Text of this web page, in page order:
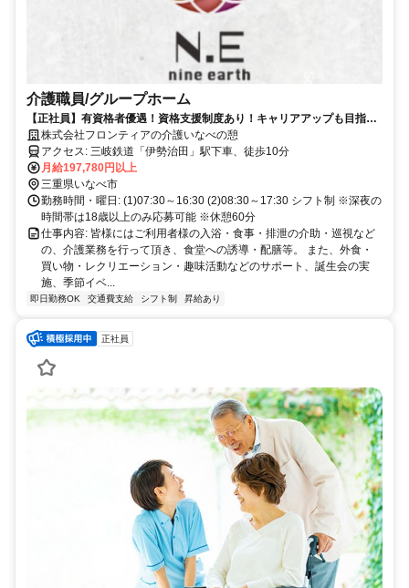
介護職員/グループホーム
【正社員】有資格者優遇！資格支援制度あり！キャリアアップも目指せ
る職場です！
株式会社フロンティアの介護いなべの憩
アクセス: 三岐鉄道「伊勢治田」駅下車、徒歩10分
月給197,780円以上
三重県いなべ市
勤務時間・曜日: (1)07:30～16:30 (2)08:30～17:30 シフト制 ※深夜の
時間帯は18歳以上のみ応募可能 ※休憩60分
仕事内容: 皆様にはご利用者様の入浴・食事・排泄の介助・巡視など
の、介護業務を行って頂き、食堂への誘導・配膳等。 また、外食・
買い物・レクリエーション・趣味活動などのサポート、誕生会の実
施、季節イベ...
即日勤務OK 交通費支給 シフト制 昇給あり
正社員